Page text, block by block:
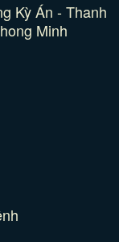
Kỳ Án - Thanh
Minh